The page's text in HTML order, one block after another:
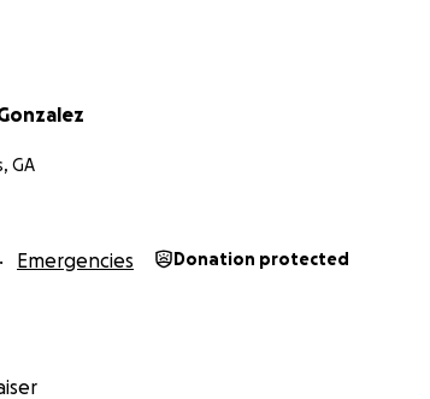
GA
Emergencies Donation protected